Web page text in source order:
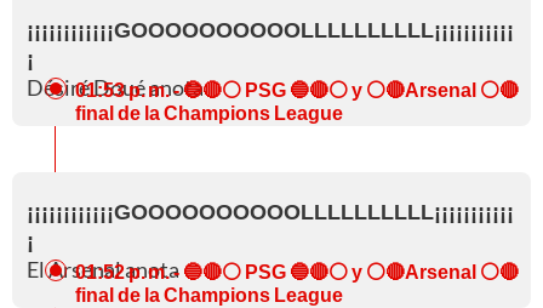
¡¡¡¡¡¡¡¡¡¡¡¡GOOOOOOOOOOLLLLLLLLLL¡¡¡¡¡¡¡¡¡¡¡
¡
Désiré Doué anota
01:53 p. m.- 🔵🔴⚪ PSG 🔵🔴⚪ y ⚪🔴Arsenal ⚪🔴
final de la Champions League
¡¡¡¡¡¡¡¡¡¡¡¡GOOOOOOOOOOLLLLLLLLLL¡¡¡¡¡¡¡¡¡¡¡
¡
El Arsenal anota
01:52 p. m.- 🔵🔴⚪ PSG 🔵🔴⚪ y ⚪🔴Arsenal ⚪🔴
final de la Champions League